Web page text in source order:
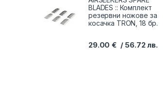
BLADES :: Комплект
резервни ножове за
косачка TRON, 18 бр.
29.00€ 56.72лв.